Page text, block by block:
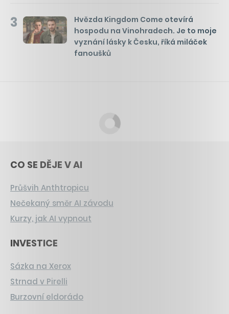
3
Hvězda Kingdom Come otevírá
hospodu na Vinohradech. Je to moje
vyznání lásky k Česku, říká miláček
fanoušků
CO SE DĚJE V AI
Průšvih Anthtropicu
Nečekaný směr AI závodu
Kurzy, jak AI vypnout
INVESTICE
Sázka na Xerox
Strnad v Pirelli
Burzovní eldorádo